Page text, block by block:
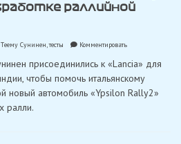
раллийной
Тeeму Сунинен,тесты Комментироватьon
обратилась
Сесксу
и
присоединились к «Lancia» для
чтобы помочь итальянскому
новый автомобиль «Ypsilon Rally2»
ралли.